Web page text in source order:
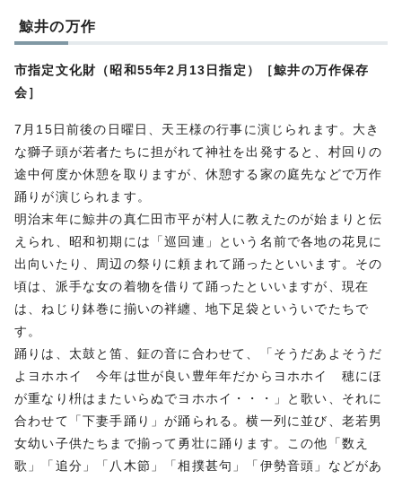
鯨井の万作
市指定文化財（昭和55年2月13日指定）［鯨井の万作保存
会］
7月15日前後の日曜日、天王様の行事に演じられます。大き
な獅子頭が若者たちに担がれて神社を出発すると、村回りの
途中何度か休憩を取りますが、休憩する家の庭先などで万作
踊りが演じられます。
明治末年に鯨井の真仁田市平が村人に教えたのが始まりと伝
えられ、昭和初期には「巡回連」という名前で各地の花見に
出向いたり、周辺の祭りに頼まれて踊ったといいます。その
頃は、派手な女の着物を借りて踊ったといいますが、現在
は、ねじり鉢巻に揃いの袢纏、地下足袋といういでたちで
す。
踊りは、太鼓と笛、鉦の音に合わせて、「そうだあよそうだ
よヨホホイ 今年は世が良い豊年年だからヨホホイ 穂にほ
が重なり枡はまたいらぬでヨホホイ・・・」と歌い、それに
合わせて「下妻手踊り」が踊られる。横一列に並び、老若男
女幼い子供たちまで揃って勇壮に踊ります。この他「数え
歌」「追分」「八木節」「相撲甚句」「伊勢音頭」などがあ